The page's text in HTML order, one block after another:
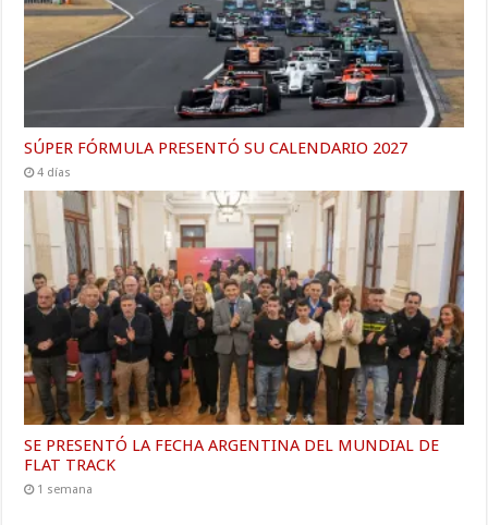
SÚPER FÓRMULA PRESENTÓ SU CALENDARIO 2027
4 días
SE PRESENTÓ LA FECHA ARGENTINA DEL MUNDIAL DE
FLAT TRACK
1 semana